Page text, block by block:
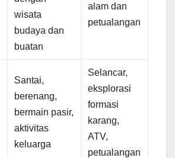
wisata
budaya dan
buatan
alam dan
petualangan
Santai,
berenang,
bermain pasir,
aktivitas
keluarga
Selancar,
eksplorasi
formasi
karang,
ATV,
petualangan